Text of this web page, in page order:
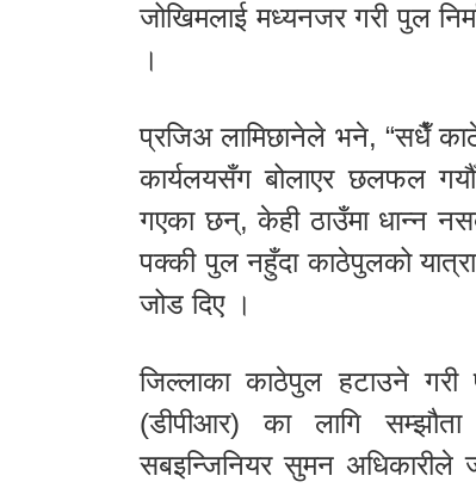
जोखिमलाई मध्यनजर गरी पुल
।
प्रजिअ लामिछानेले भने, “सधैँ
कार्यलयसँग बोलाएर छलफल
गएका छन्, केही ठाउँमा धान्न
पक्की पुल नहुँदा काठेपुलको
जोड दिए ।
जिल्लाका काठेपुल हटाउने गरी
(डीपीआर) का लागि
सबइन्जिनियर सुमन अधिकारीले